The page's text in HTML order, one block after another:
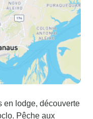
en lodge, découverte
Pêche aux